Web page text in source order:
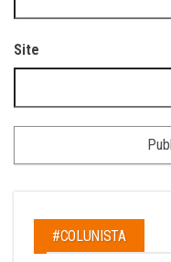
Site
#COLUNISTA